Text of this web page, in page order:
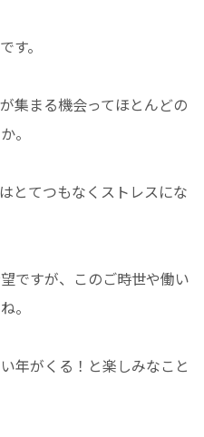
す。
集まる機会ってほとんどの
。
とてつもなくストレスにな
ですが、このご時世や働い
。
年がくる！と楽しみなこと